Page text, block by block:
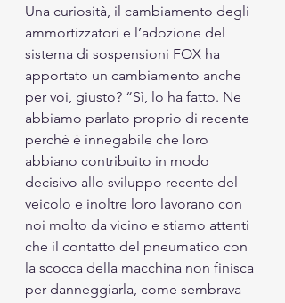
Una curiosità, il cambiamento degli
ammortizzatori e l’adozione del
sistema di sospensioni FOX ha
apportato un cambiamento anche
per voi, giusto? “Sì, lo ha fatto. Ne
abbiamo parlato proprio di recente
perché è innegabile che loro
abbiano contribuito in modo
decisivo allo sviluppo recente del
veicolo e inoltre loro lavorano con
noi molto da vicino e stiamo attenti
che il contatto del pneumatico con
la scocca della macchina non finisca
per danneggiarla, come sembrava